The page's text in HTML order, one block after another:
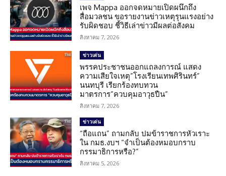
เพจ Mappa ออกจดหมายเปิดผนึกถึง
สื่อมวลชน ขอรายงานข่าวเหตุรุนแรงอย่าง
รับผิดชอบ ชี้วิธีเล่าข่าวมีผลต่อสังคม
สิงหาคม 7, 2026
ข่าวเด่น
พรรคประชาชนออกแถลงการณ์ แสดง
ความเสียใจเหตุ”โรงเรียนเทพศิรินทร์”
นนทบุรี เรียกร้องทบทวน
มาตรการ”ควบคุมอาวุธปืน”
สิงหาคม 7, 2026
ข่าวเด่น
“ถือแถน” ถามกลับ ปมข้าราชการหัวเราะ
ใน กมธ.งบฯ “จำเป็นต้องหมอบกราบ
กรรมาธิการหรือ?”
สิงหาคม 5, 2026